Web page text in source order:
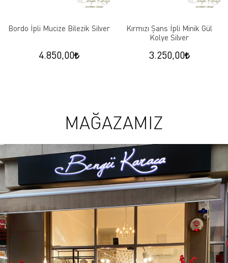
Bordo İpli Mucize Bilezik Silver
4.850,00
Kırmızı Şans İpli Minik Gül
Kolye Silver
3.250,00
MAĞAZAMIZ